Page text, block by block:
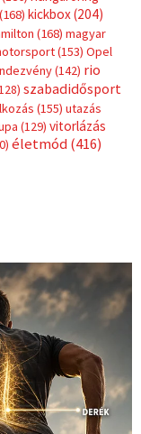
kickbox(204)
(168)
magyar
(153)
Opel
(142)
rio
szabadidősport
(155)utazás
(129)
vitorlázás
életmód(416)